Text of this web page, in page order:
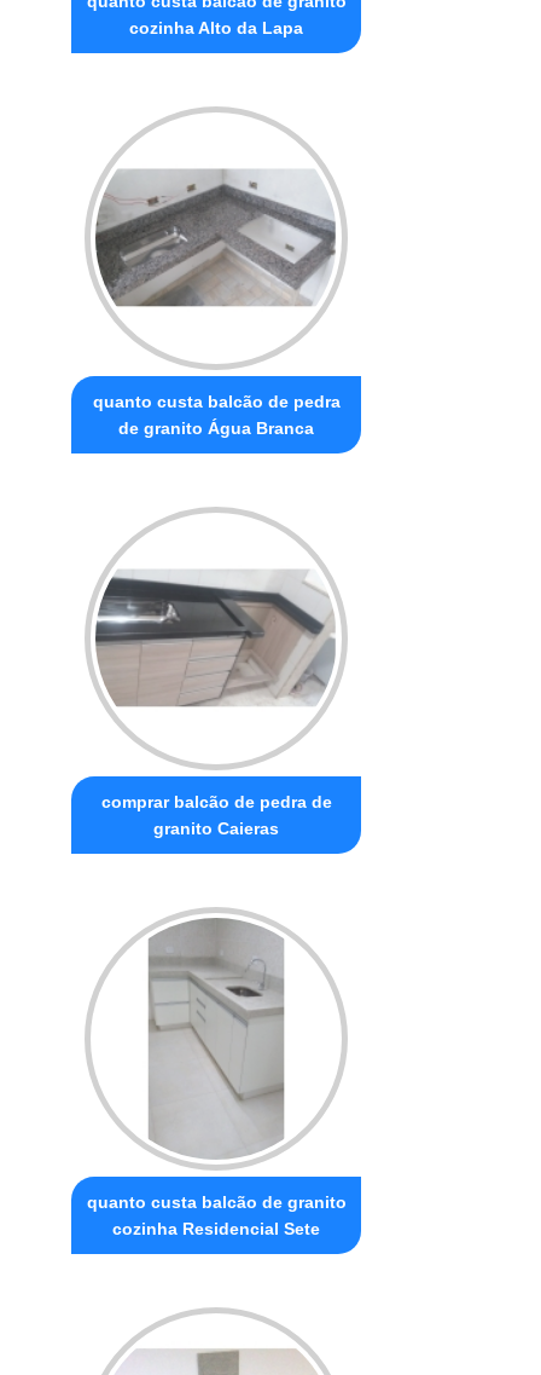
cozinha Alto da Lapa
quanto custa balcão de pedra
de granito Água Branca
comprar balcão de pedra de
granito Caieras
quanto custa balcão de granito
cozinha Residencial Sete